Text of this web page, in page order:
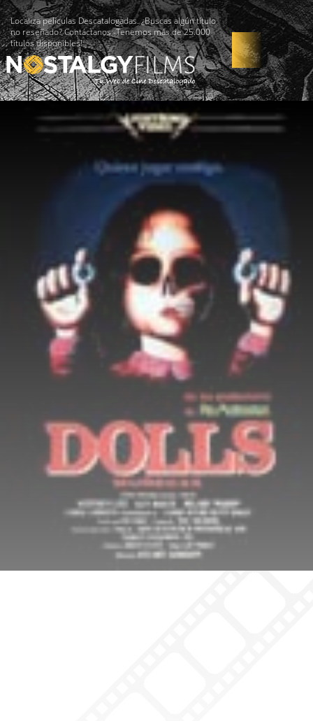
Localiza películas Descatalogadas. ¿Buscas algún título
no reseñado? Contáctanos -Tenemos más de 25.000
títulos disponibles!